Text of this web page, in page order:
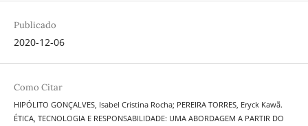
Publicado
2020-12-06
Como Citar
HIPÓLITO GONÇALVES, Isabel Cristina Rocha; PEREIRA TORRES, Eryck Kawã.
ÉTICA, TECNOLOGIA E RESPONSABILIDADE: UMA ABORDAGEM A PARTIR DO